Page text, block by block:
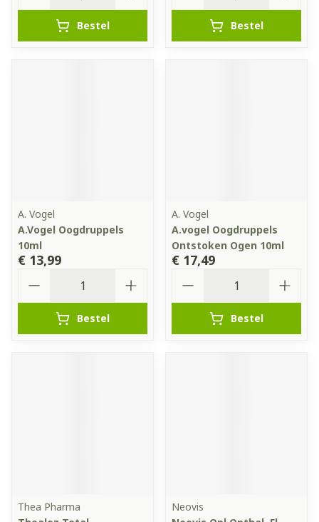
Bestel Bestel
A. Vogel
A.Vogel Oogdruppels
10ml
€ 13,99
Bestel
A. Vogel
A.vogel Oogdruppels
Ontstoken Ogen 10ml
€ 17,49
Bestel
Thea Pharma
Neovis